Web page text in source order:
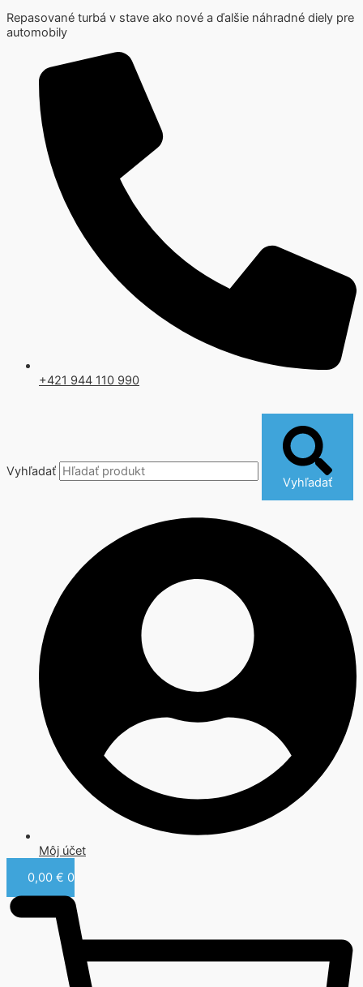
Repasované turbá v stave ako nové a ďalšie náhradné diely pre
automobily
+421 944 110 990
Vyhľadať
Vyhľadať
Môj účet
0,00 € 0